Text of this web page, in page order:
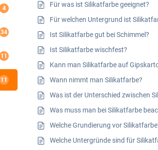
4
34
11
11
Für was ist Silikatfarbe geeignet?
Für welchen Untergrund ist
Ist Silikatfarbe gut bei Schimmel?
Ist Silikatfarbe wischfest?
Kann man Silikatfarbe auf
Wann nimmt man Silikatfarbe?
Was ist der Unterschied zwischen
Was muss man bei Silikatfarbe
Welche Grundierung vor
Welche Untergründe sind für